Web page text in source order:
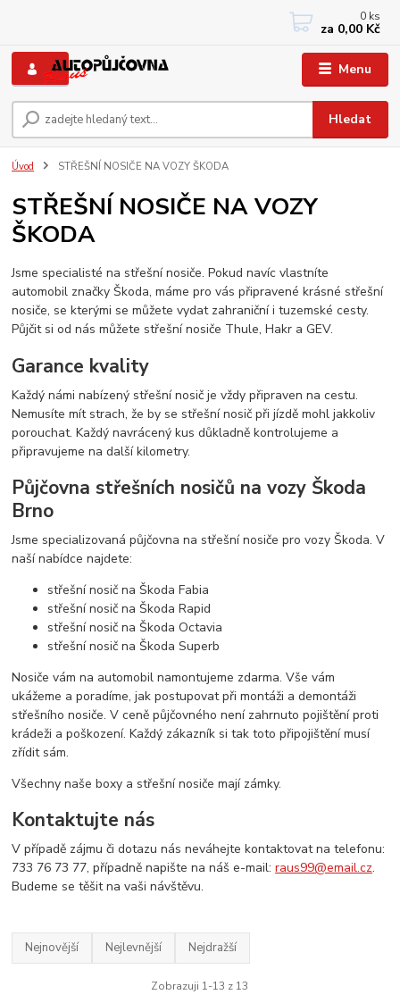
Menu
Hledat
+420 733767377
PO-PÁ: 8 - 12, 13 - 17
0 ks
za 0,00 Kč
Úvod STŘEŠNÍ NOSIČE NA VOZY ŠKODA
STŘEŠNÍ NOSIČE NA VOZY
ŠKODA
Jsme specialisté na střešní nosiče. Pokud navíc vlastníte
automobil značky Škoda, máme pro vás připravené krásné střešní
nosiče, se kterými se můžete vydat zahraniční i tuzemské cesty.
Půjčit si od nás můžete střešní nosiče Thule, Hakr a GEV.
Garance kvality
Každý námi nabízený střešní nosič je vždy připraven na cestu.
Nemusíte mít strach, že by se střešní nosič při jízdě mohl jakkoliv
porouchat. Každý navrácený kus důkladně kontrolujeme a
připravujeme na další kilometry.
Půjčovna střešních nosičů na vozy Škoda
Brno
Jsme specializovaná půjčovna na střešní nosiče pro vozy Škoda. V
naší nabídce najdete:
střešní nosič na Škoda Fabia
střešní nosič na Škoda Rapid
střešní nosič na Škoda Octavia
střešní nosič na Škoda Superb
Nosiče vám na automobil namontujeme zdarma. Vše vám
ukážeme a poradíme, jak postupovat při montáži a demontáži
střešního nosiče. V ceně půjčovného není zahrnuto pojištění proti
krádeži a poškození. Každý zákazník si tak toto připojištění musí
zřídit sám.
Všechny naše boxy a střešní nosiče mají zámky.
Kontaktujte nás
V případě zájmu či dotazu nás neváhejte kontaktovat na telefonu:
733 76 73 77, případně napište na náš e-mail:raus99@email.cz.
Budeme se těšit na vaši návštěvu.
Nejnovější Nejlevnější Nejdražší
Zobrazuji 1-13 z 13